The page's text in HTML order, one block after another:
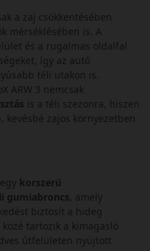
a zaj csökkentésében
mérséklésében is. A
és a rugalmas oldalfal
így az autó
téli utakon is.
ARW 3 nemcsak
is a téli szezonra, hiszen
kevésbé zajos környezetben
korszerű
gumiabroncs , amely
biztosít a hideg
tartozik a kimagasló
útfelületen nyújtott